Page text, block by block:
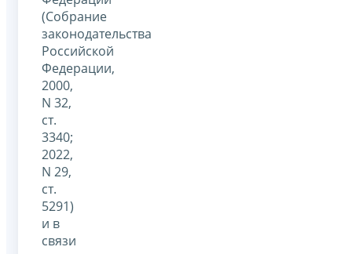
(Собрание
законодательства
Российской
Федерации,
2000,
N 32,
ст.
3340;
2022,
N 29,
ст.
5291)
и в
связи